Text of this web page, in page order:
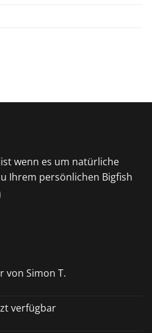
wenn es um natürliche
Ihrem persönlichen Bigfish
von Simon T.
verfügbar